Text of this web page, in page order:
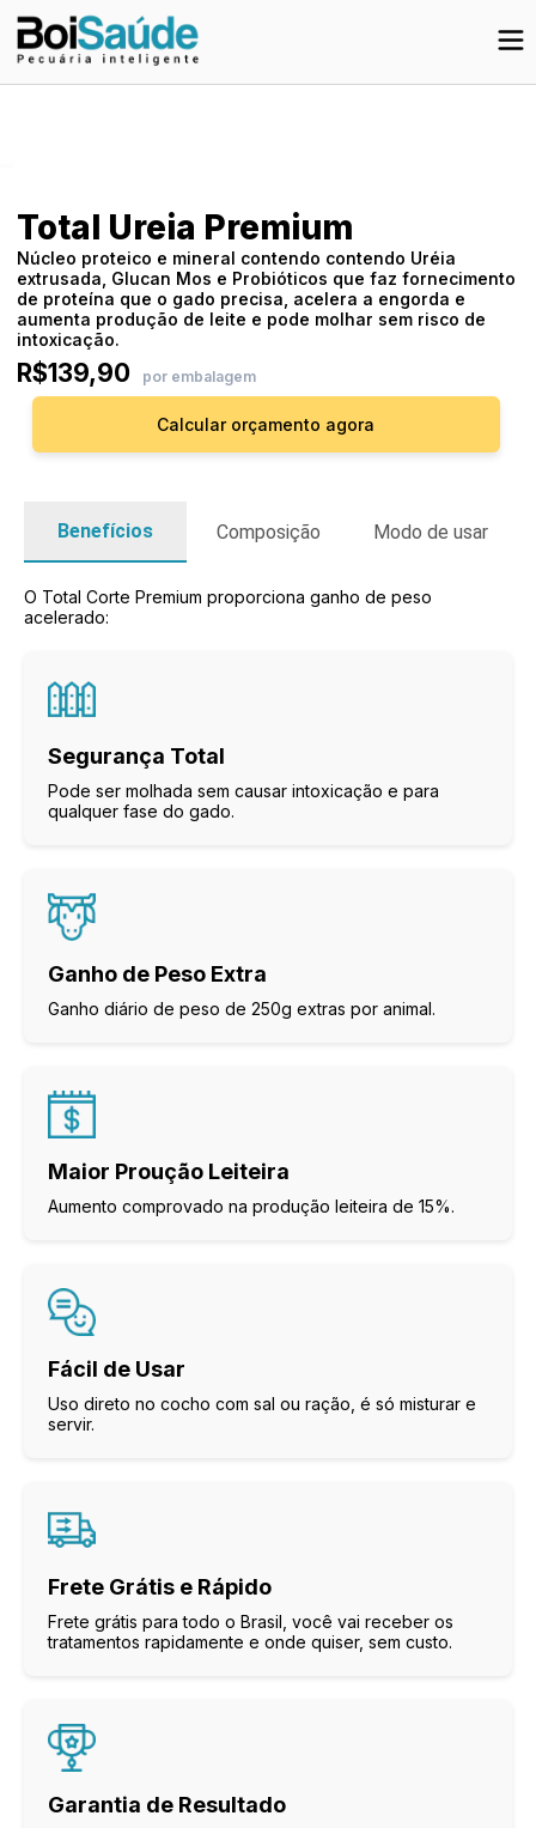
Total Ureia Premium
Núcleo proteico e mineral contendo contendo Uréia
extrusada, Glucan Mos e Probióticos que faz fornecimento
de proteína que o gado precisa, acelera a engorda e
aumenta produção de leite e pode molhar sem risco de
intoxicação.
R$139,90 por embalagem
Calcular orçamento agora
Benefícios Composição Modo de usar
O Total Corte Premium proporciona ganho de peso
acelerado:
Segurança Total
Pode ser molhada sem causar intoxicação e para
qualquer fase do gado.
Ganho de Peso Extra
Ganho diário de peso de 250g extras por animal.
Maior Proução Leiteira
Aumento comprovado na produção leiteira de 15%.
Fácil de Usar
Uso direto no cocho com sal ou ração, é só misturar e
servir.
Frete Grátis e Rápido
Frete grátis para todo o Brasil, você vai receber os
tratamentos rapidamente e onde quiser, sem custo.
Garantia de Resultado